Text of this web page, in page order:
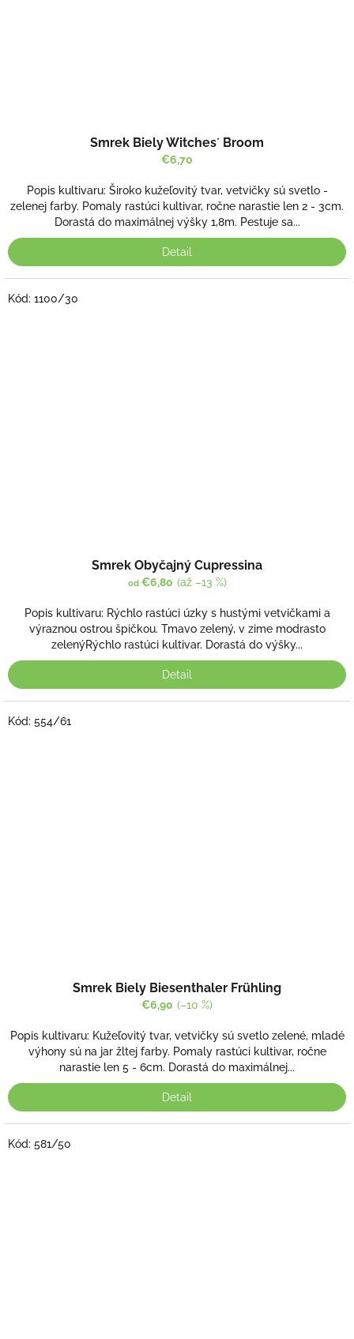
Smrek Biely Witches´ Broom
€6,70
Popis kultivaru: Široko kužeľovitý tvar, vetvičky sú svetlo -
zelenej farby. Pomaly rastúci kultivar, ročne narastie len 2 - 3cm.
Dorastá do maximálnej výšky 1,8m. Pestuje sa...
Detail
Smrek Obyčajný Cupressina
od€6,80 (až –13 %)
Popis kultivaru: Rýchlo rastúci úzky s hustými vetvičkami a
výraznou ostrou špičkou. Tmavo zelený, v zime modrasto
zelenýRýchlo rastúci kultivar. Dorastá do výšky...
Detail
Kód: 1100/30
Smrek Biely Biesenthaler Frühling
€6,90 (–10 %)
Popis kultivaru: Kužeľovitý tvar, vetvičky sú svetlo zelené, mladé
výhony sú na jar žltej farby. Pomaly rastúci kultivar, ročne
narastie len 5 - 6cm. Dorastá do maximálnej...
Detail
Kód: 554/61
Kód: 581/50